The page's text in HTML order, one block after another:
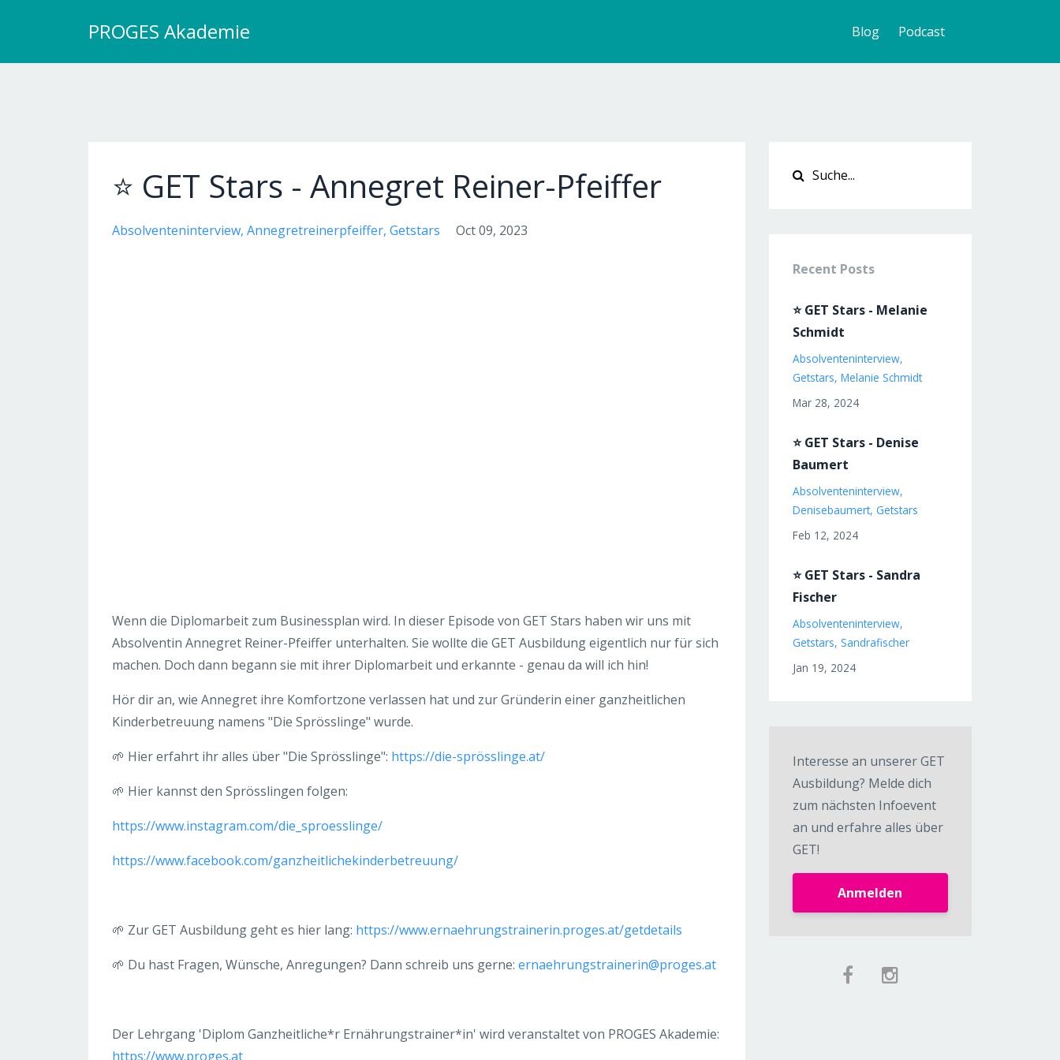
PROGES Akademie Blog Podcast
⭐ GET Stars - Annegret Reiner-Pfeiffer
Absolventeninterview Annegretreinerpfeiffer Getstars Oct 09, 2023
Wenn die Diplomarbeit zum Businessplan wird. In dieser Episode von GET Stars haben wir uns mit
Absolventin Annegret Reiner-Pfeiffer unterhalten. Sie wollte die GET Ausbildung eigentlich nur für sich
machen. Doch dann begann sie mit ihrer Diplomarbeit und erkannte - genau da will ich hin!
Hör dir an, wie Annegret ihre Komfortzone verlassen hat und zur Gründerin einer ganzheitlichen
Kinderbetreuung namens "Die Sprösslinge" wurde.
🌱 Hier erfahrt ihr alles über "Die Sprösslinge": https://die-sprösslinge.at/
🌱 Hier kannst den Sprösslingen folgen:
https://www.instagram.com/die_sproesslinge/
https://www.facebook.com/ganzheitlichekinderbetreuung/
🌱 Zur GET Ausbildung geht es hier lang: https://www.ernaehrungstrainerin.proges.at/getdetails
🌱 Du hast Fragen, Wünsche, Anregungen? Dann schreib uns gerne: ernaehrungstrainerin@proges.at
Der Lehrgang 'Diplom Ganzheitliche*r Ernährungstrainer*in' wird veranstaltet von PROGES Akademie:
https://www.proges.at
Recent Posts
⭐ GET Stars - Melanie
Schmidt
Absolventeninterview
Getstars Melanie Schmidt
Mar 28, 2024
⭐ GET Stars - Denise
Baumert
Absolventeninterview
Denisebaumert Getstars
Feb 12, 2024
⭐ GET Stars - Sandra
Fischer
Absolventeninterview
Getstars Sandrafischer
Jan 19, 2024
Interesse an unserer GET
Ausbildung? Melde dich
zum nächsten Infoevent
an und erfahre alles über
GET!
Anmelden